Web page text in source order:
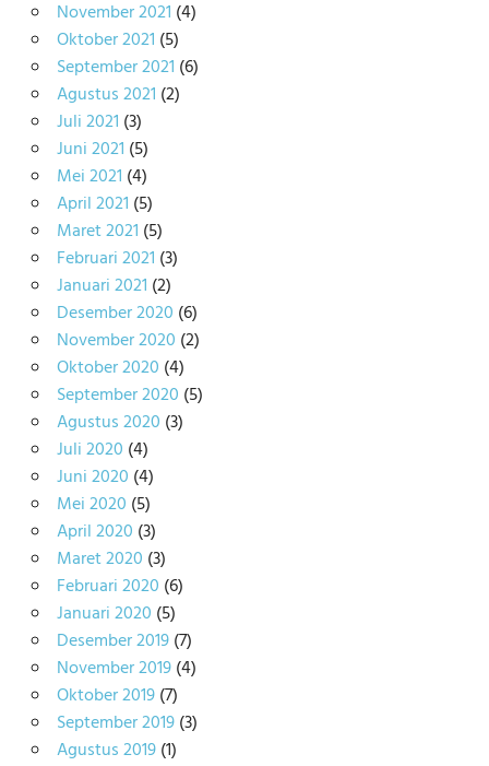
November 2021 (4)
Oktober 2021 (5)
September 2021 (6)
Agustus 2021 (2)
Juli 2021 (3)
Juni 2021 (5)
Mei 2021 (4)
April 2021 (5)
Maret 2021 (5)
Februari 2021 (3)
Januari 2021 (2)
Desember 2020 (6)
November 2020 (2)
Oktober 2020 (4)
September 2020 (5)
Agustus 2020 (3)
Juli 2020 (4)
Juni 2020 (4)
Mei 2020 (5)
April 2020 (3)
Maret 2020 (3)
Februari 2020 (6)
Januari 2020 (5)
Desember 2019(7)
November 2019(4)
Oktober 2019(7)
September 2019(3)
Agustus 2019(1)